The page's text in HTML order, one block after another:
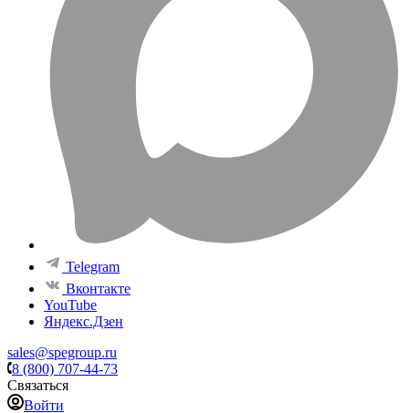
Telegram
Вконтакте
YouTube
Яндекс.Дзен
sales@spegroup.ru
8 (800) 707-44-73
Связаться
Войти